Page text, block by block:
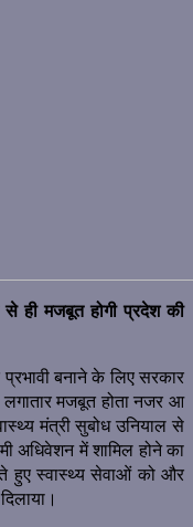
ही मजबूत होगी प्रदेश की
बनाने के लिए सरकार
मजबूत होता नजर आ
मंत्री सुबोध उनियाल से
अधिवेशन में शामिल होने का
हुए स्वास्थ्य सेवाओं को और